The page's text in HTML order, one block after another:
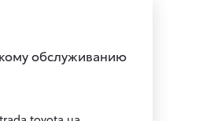
обслуживанию